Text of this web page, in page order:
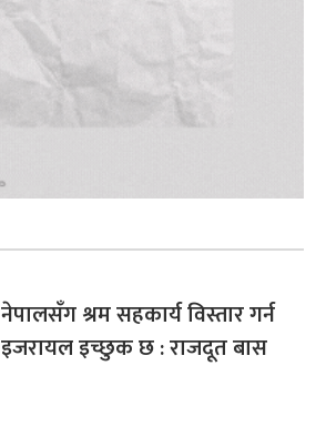
नेपालसँग श्रम सहकार्य विस्तार गर्न
इजरायल इच्छुक छ : राजदूत बास